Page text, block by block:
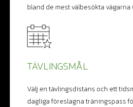
bland de mest välbesökta vägarna
TÄVLINGSMÅL
Välj en tävlingsdistans och ett
dagliga föreslagna träningspass